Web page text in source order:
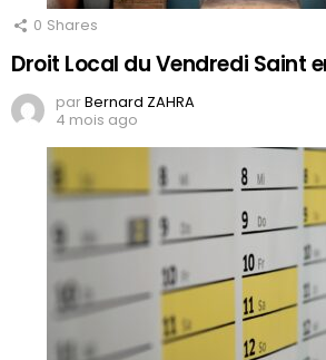
0 Shares
Droit Local du Vendredi Saint
parBernard ZAHRA
4 mois ago